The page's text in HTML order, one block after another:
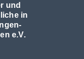
und
in
e.V.